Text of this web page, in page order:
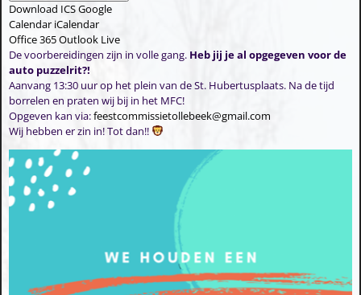
Download ICSGoogle
Calendar iCalendar
Office 365Outlook Live
De voorbereidingen zijn in volle gang. Heb jij je al opgegeven voor de
auto puzzelrit?!
Aanvang 13:30 uur op het plein van de St. Hubertusplaats. Na de tijd
borrelen en praten wij bij in het MFC!
Opgeven kan via:feestcommissietollebeek@gmail.com
Wij hebben er zin in! Tot dan!!